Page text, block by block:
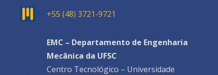
+55 (48) 3721-9721
EMC – Departamento de Engenharia
Mecânica da UFSC
Centro Tecnológico – Universidade